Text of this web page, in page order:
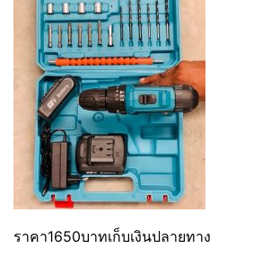
ราคา1650บาทเก็บเงินปลายทาง